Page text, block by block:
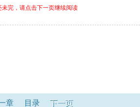
未完，请点击下一页继续阅读
章 目录 下一页